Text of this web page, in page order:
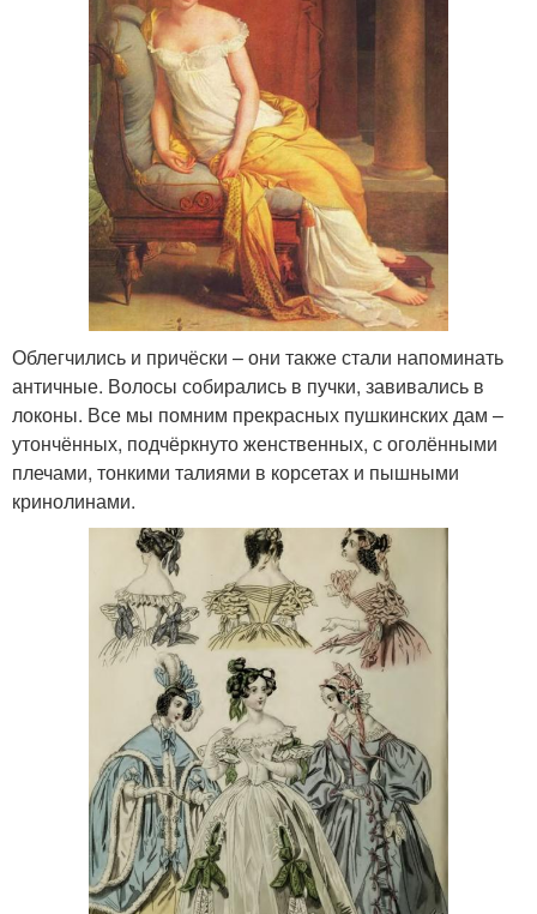
Облегчились и причёски – они также стали напоминать
античные. Волосы собирались в пучки, завивались в
локоны. Все мы помним прекрасных пушкинских дам –
утончённых, подчёркнуто женственных, с оголёнными
плечами, тонкими талиями в корсетах и пышными
кринолинами.